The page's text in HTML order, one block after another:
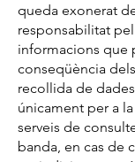
queda exonerat
responsabilitat
informacions que
conseqüència
recollida de
únicament per a
serveis de
banda, en cas de